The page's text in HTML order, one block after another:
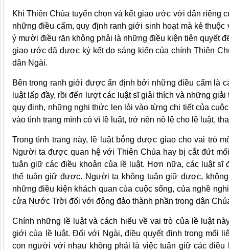
Khi Thiên Chúa tuyển chọn và kết giao ước với dân riêng
những điều cấm, quy định ranh giới sinh hoạt mà kẻ
ý mười điều răn không phải là những điều kiện tiên quyết
giao ước đã được ký kết do sáng kiến của chính Thiên
dân Ngài.
Bên trong ranh giới được ấn định bởi những điều cấm là
luật lấp đầy, rồi đến lượt các luật sĩ giải thích và những
quy định, những nghi thức len lỏi vào từng chi tiết của
vào tình trạng mình có vì lề luật, trở nên nô lệ cho lề luật,
Trong tình trạng này, lề luật bỗng được giao cho vai trò
Người ta được quan hệ với Thiên Chúa hay bị cắt đứt
tuân giữ các điều khoản của lề luật. Hơn nữa, các luật sĩ
thể tuân giữ được. Người ta không tuân giữ được,
những điều kiện khách quan của cuộc sống, của nghề
cửa Nước Trời đối với đông đảo thành phần trong dân
Chính những lề luật và cách hiểu về vai trò của lề luật
giới của lề luật. Đối với Ngài, điều quyết định trong mối
con người với nhau không phải là việc tuân giữ các